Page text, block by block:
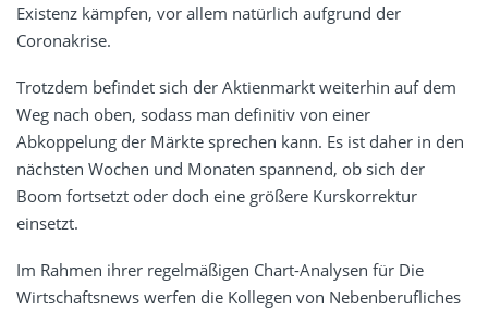
Existenz kämpfen, vor allem natürlich aufgrund der
Coronakrise.
Trotzdem befindet sich der Aktienmarkt weiterhin auf dem
Weg nach oben, sodass man definitiv von einer
Abkoppelung der Märkte sprechen kann. Es ist daher in den
nächsten Wochen und Monaten spannend, ob sich der
Boom fortsetzt oder doch eine größere Kurskorrektur
einsetzt.
Im Rahmen ihrer regelmäßigen Chart-Analysen für Die
Wirtschaftsnews werfen die Kollegen von Nebenberufliches